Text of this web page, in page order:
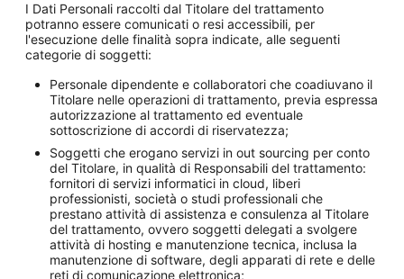
I Dati Personali raccolti dal Titolare del trattamento
potranno essere comunicati o resi accessibili, per
l'esecuzione delle finalità sopra indicate, alle seguenti
categorie di soggetti:
Personale dipendente e collaboratori che coadiuvano il
Titolare nelle operazioni di trattamento, previa espressa
autorizzazione al trattamento ed eventuale
sottoscrizione di accordi di riservatezza;
Soggetti che erogano servizi in out sourcing per conto
del Titolare, in qualità di Responsabili del trattamento:
fornitori di servizi informatici in cloud, liberi
professionisti, società o studi professionali che
prestano attività di assistenza e consulenza al Titolare
del trattamento, ovvero soggetti delegati a svolgere
attività di hosting e manutenzione tecnica, inclusa la
manutenzione di software, degli apparati di rete e delle
reti di comunicazione elettronica;